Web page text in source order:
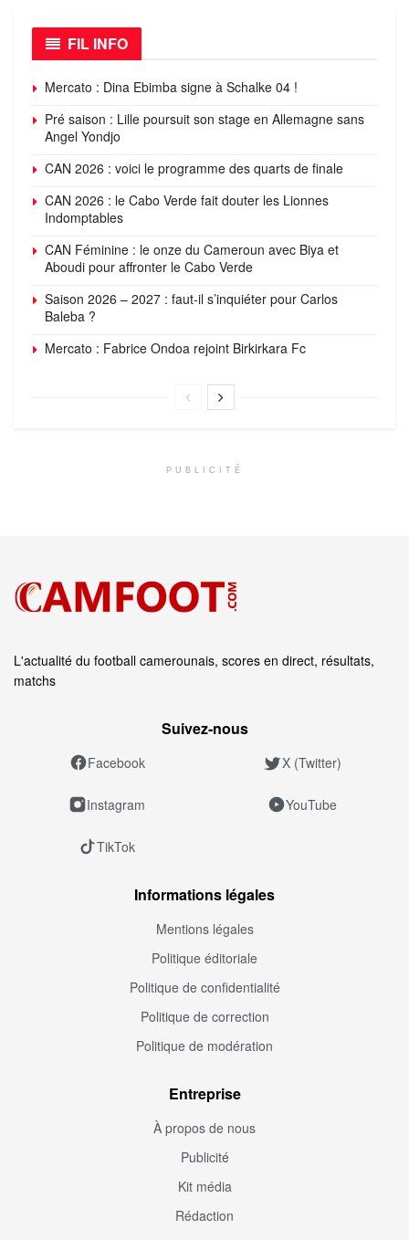
FIL INFO
Mercato : Dina Ebimba signe à Schalke 04 !
Pré saison : Lille poursuit son stage en Allemagne sans
Angel Yondjo
CAN 2026 : voici le programme des quarts de finale
CAN 2026 : le Cabo Verde fait douter les Lionnes
Indomptables
CAN Féminine : le onze du Cameroun avec Biya et
Aboudi pour affronter le Cabo Verde
Saison 2026 – 2027 : faut-il s’inquiéter pour Carlos
Baleba ?
Mercato : Fabrice Ondoa rejoint Birkirkara Fc
PUBLICITÉ
L'actualité du football camerounais, scores en direct, résultats,
matchs
Suivez‑nous
Facebook X (Twitter)
Instagram YouTube
TikTok
Informations légales
Mentions légales
Politique éditoriale
Politique de confidentialité
Politique de correction
Politique de modération
Entreprise
À propos de nous
Publicité
Kit média
Rédaction